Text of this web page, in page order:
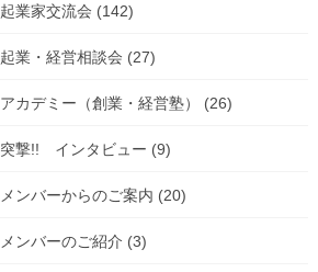
起業家交流会 (142)
起業・経営相談会 (27)
アカデミー（創業・経営塾） (26)
突撃!! インタビュー (9)
メンバーからのご案内 (20)
メンバーのご紹介 (3)